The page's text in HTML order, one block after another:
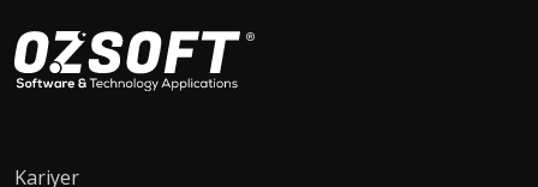
Kariyer